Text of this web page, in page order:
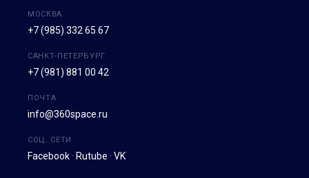
МОСКВА
+7 (985) 332 65 67
САНКТ-ПЕТЕРБУРГ
+7 (981) 881 00 42
ПОЧТА
info@360space.ru
СОЦ. СЕТИ
Facebook · Rutube · VK